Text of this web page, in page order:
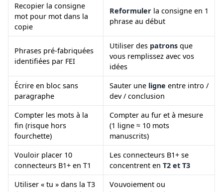
Recopier la consigne
mot pour mot dans la
copie
Reformuler la consigne en 1
phrase au début
Phrases pré-fabriquées
identifiées par FEI
Utiliser des patrons que
vous remplissez avec vos
idées
Écrire en bloc sans
paragraphe
Sauter une ligne entre intro /
dev / conclusion
Compter les mots à la
fin (risque hors
fourchette)
Compter au fur et à mesure
(1 ligne ≈ 10 mots
manuscrits)
Vouloir placer 10
connecteurs B1+ en T1
Les connecteurs B1+ se
concentrent en T2 et T3
Utiliser « tu » dans la T3
Vouvoiement ou